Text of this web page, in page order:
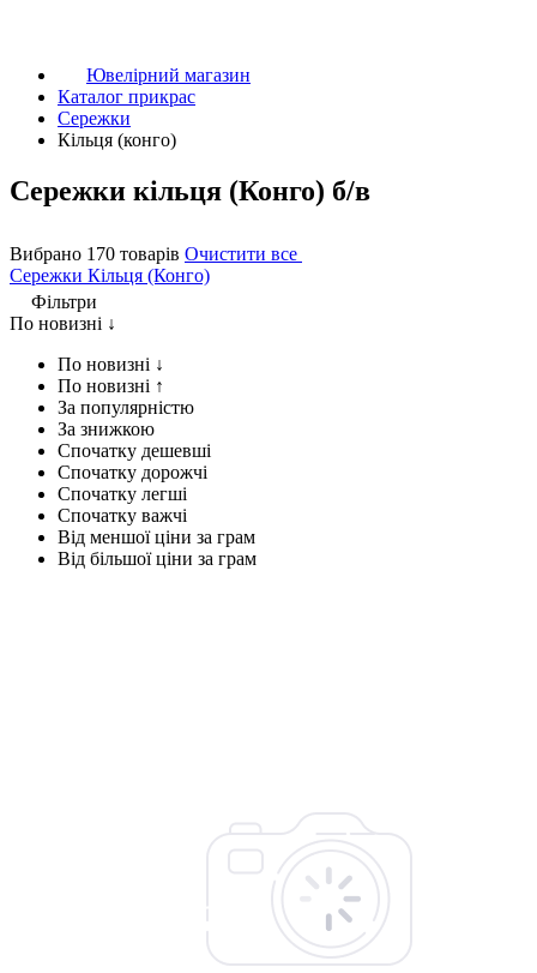
Ювелірний магазин
Каталог прикрас
Сережки
Кільця (конго)
Сережки кільця (Конго) б/в
Вибрано 170 товарів Очистити все
Сережки Кільця (Конго)
Фільтри
По новизні ↓
По новизні ↓
По новизні ↑
За популярністю
За знижкою
Спочатку дешевші
Спочатку дорожчі
Спочатку легші
Спочатку важчі
Від меншої ціни за грам
Від більшої ціни за грам